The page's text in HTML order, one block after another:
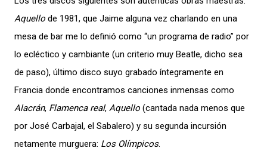
Aquello de 1981, que Jaime alguna vez charlando en una
mesa de bar me lo definió como “un programa de radio” por
lo ecléctico y cambiante (un criterio muy Beatle, dicho sea
de paso), último disco suyo grabado íntegramente en
Francia donde encontramos canciones inmensas como
Alacrán, Flamenca real, Aquello (cantada nada menos que
por José Carbajal, el Sabalero) y su segunda incursión
netamente murguera: Los Olímpicos.